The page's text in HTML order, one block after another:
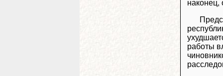
наконец,
работы